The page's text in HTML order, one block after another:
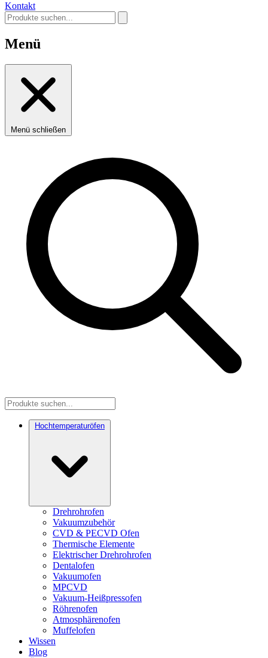
Kontakt
Menü
Menü schließen
Hochtemperaturöfen
Drehrohrofen
Vakuumzubehör
CVD & PECVD Ofen
Thermische Elemente
Elektrischer Drehrohrofen
Dentalofen
Vakuumofen
MPCVD
Vakuum-Heißpressofen
Röhrenofen
Atmosphärenofen
Muffelofen
Wissen
Blog